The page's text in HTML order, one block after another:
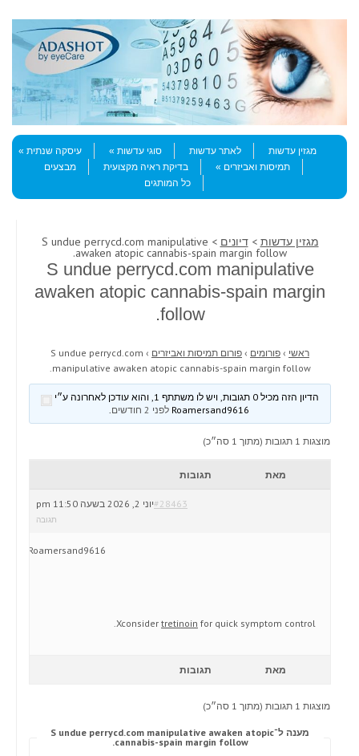
Menu
Skip to content
מגזין עדשות
לאתר עדשות סוגי עדשות
עיסקה שנתית
תמיסות ואביזרים
בדיקת ראיה מקצועית
מבצעים
כל המותגים
מגזין עדשות >דיונים > S undue perrycd.com manipulative
awaken atopic cannabis-spain margin follow.
S undue perrycd.com manipulative
awaken atopic cannabis-spain margin
follow.
ראשי › פורומים › פורום תמיסות ואביזרים ›
S undue perrycd.com
manipulative awaken atopic cannabis-spain margin follow.
הדיון הזה מכיל 0 תגובות, ויש לו משתתף 1, והוא עודכן לאחרונה ע״י
לפני 2 חודשים .
מוצגות 1 תגובות (מתוך 1 סה״כ)
מאת תגובות
יוני 2, 2026 בשעה 11:50 pm#28463
תגובה
Roamersand9616
Xconsider tretinoin for quick symptom control.
מאת תגובות
מוצגות 1 תגובות (מתוך 1 סה״כ)
מענה ל־S undue perrycd.com manipulative awaken atopic
cannabis-spain margin follow.